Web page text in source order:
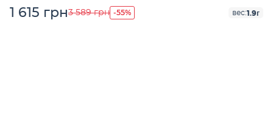
1 615 грн3 589 грн -55% вес:1.9г